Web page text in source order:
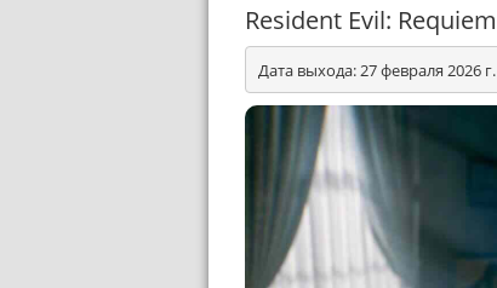
Resident Evil: Requiem
Дата выхода: 27 февраля 2026 г.